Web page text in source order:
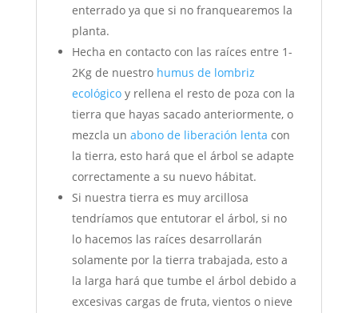
enterrado ya que si no franquearemos la
planta.
Hecha en contacto con las raíces entre 1-
2Kg de nuestro humus de lombriz
ecológicoy rellena el resto de poza con la
tierra que hayas sacado anteriormente, o
mezcla un abono de liberación lenta con
la tierra, esto hará que el árbol se adapte
correctamente a su nuevo hábitat.
Si nuestra tierra es muy arcillosa
tendríamos que entutorar el árbol, si no
lo hacemos las raíces desarrollarán
solamente por la tierra trabajada, esto a
la larga hará que tumbe el árbol debido a
excesivas cargas de fruta, vientos o nieve